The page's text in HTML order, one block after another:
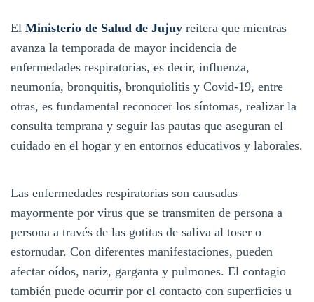
El Ministerio de Salud de Jujuy reitera que mientras
avanza la temporada de mayor incidencia de
enfermedades respiratorias, es decir, influenza,
neumonía, bronquitis, bronquiolitis y Covid-19, entre
otras, es fundamental reconocer los síntomas, realizar la
consulta temprana y seguir las pautas que aseguran el
cuidado en el hogar y en entornos educativos y laborales.
Las enfermedades respiratorias son causadas
mayormente por virus que se transmiten de persona a
persona a través de las gotitas de saliva al toser o
estornudar. Con diferentes manifestaciones, pueden
afectar oídos, nariz, garganta y pulmones. El contagio
también puede ocurrir por el contacto con superficies u